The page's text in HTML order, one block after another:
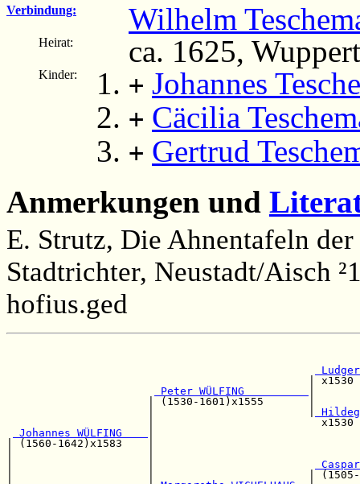
Verbindung: Wilhelm
Heirat: ca. 1625,
Kinder: + Johannes
+ Cäcilia
+ Gertrud
Anmerkungen und
E. Strutz, Die Ahnentafeln
Stadtrichter, Neustadt/Aisch
hofius.ged
Peter WÜLFING
| (1530-1601)x1555
|
Johannes WÜLFING
| (1560-
|                     |